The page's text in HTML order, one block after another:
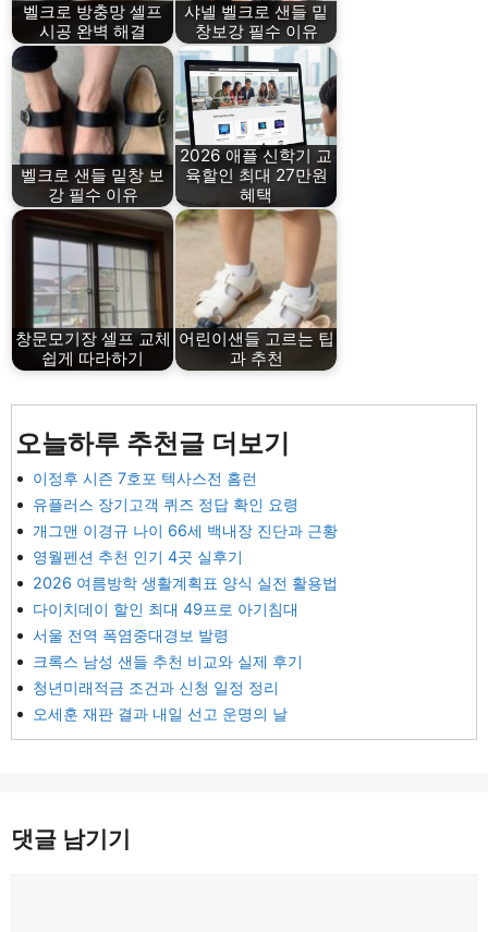
벨크로 방충망 셀프
시공 완벽 해결
샤넬 벨크로 샌들 밑
창보강 필수 이유
벨크로 샌들 밑창 보
강 필수 이유
2026 애플 신학기 교
육할인 최대 27만원
혜택
창문모기장 셀프 교체
쉽게 따라하기
어린이샌들 고르는 팁
과 추천
오늘하루 추천글 더보기
이정후 시즌 7호포 텍사스전 홈런
유플러스 장기고객 퀴즈 정답 확인 요령
개그맨 이경규 나이 66세 백내장 진단과 근황
영월펜션 추천 인기 4곳 실후기
2026 여름방학 생활계획표 양식 실전 활용법
다이치데이 할인 최대 49프로 아기침대
서울 전역 폭염중대경보 발령
크록스 남성 샌들 추천 비교와 실제 후기
청년미래적금 조건과 신청 일정 정리
오세훈 재판 결과 내일 선고 운명의 날
댓글 남기기